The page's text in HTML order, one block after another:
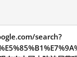
search?